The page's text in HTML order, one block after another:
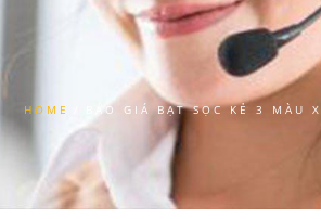
HOME BÁO GIÁ BẠT SỌC KẺ 3 MÀU